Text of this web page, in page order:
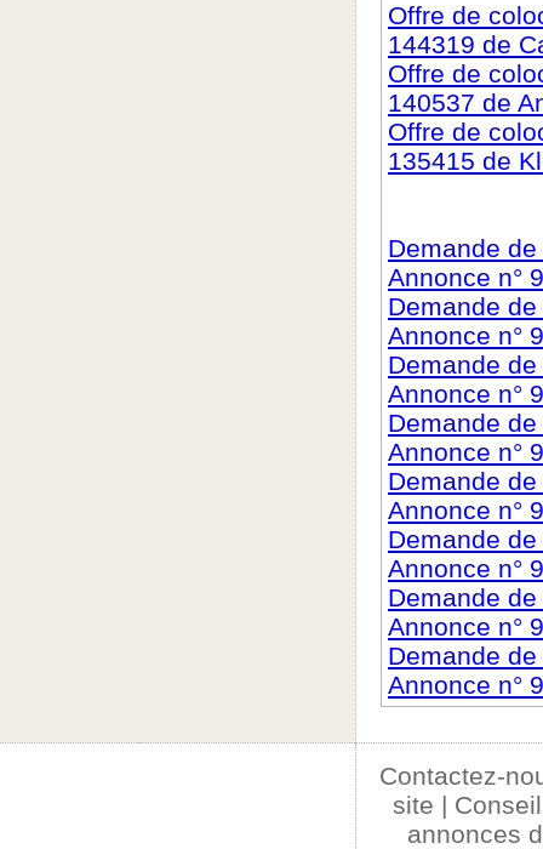
Offre de
144319 de
Offre de
140537 de
Offre de
135415 de
Demande
Annonce n°
Demande
Annonce n°
Demande
Annonce n°
Demande
Annonce n°
Demande
Annonce n°
Demande
Annonce n°
Demande
Annonce n°
Demande
Annonce n°
Contactez-
site |
annonces